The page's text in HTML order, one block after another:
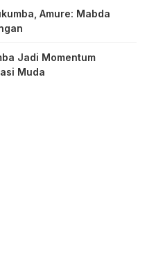
Amure: Mabda
Jadi Momentum
Muda